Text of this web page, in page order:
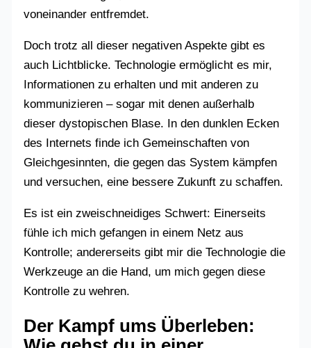
voneinander entfremdet.
Doch trotz all dieser negativen Aspekte gibt es
auch Lichtblicke. Technologie ermöglicht es mir,
Informationen zu erhalten und mit anderen zu
kommunizieren – sogar mit denen außerhalb
dieser dystopischen Blase. In den dunklen Ecken
des Internets finde ich Gemeinschaften von
Gleichgesinnten, die gegen das System kämpfen
und versuchen, eine bessere Zukunft zu schaffen.
Es ist ein zweischneidiges Schwert: Einerseits
fühle ich mich gefangen in einem Netz aus
Kontrolle; andererseits gibt mir die Technologie die
Werkzeuge an die Hand, um mich gegen diese
Kontrolle zu wehren.
Der Kampf ums Überleben: